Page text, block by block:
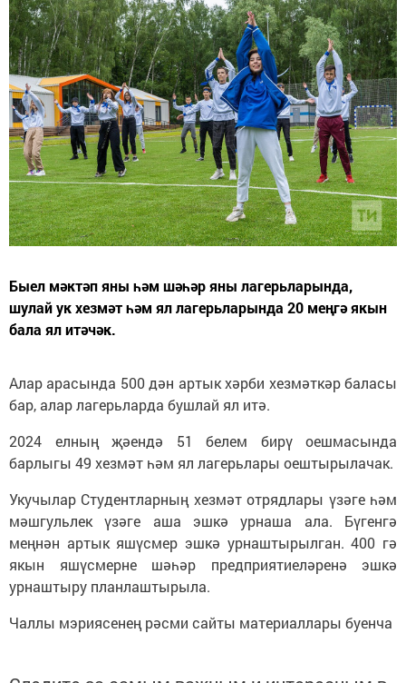
Быел мәктәп яны һәм шәһәр яны лагерьларында,
шулай ук хезмәт һәм ял лагерьларында 20 меңгә якын
бала ял итәчәк.
Алар арасында 500 дән артык хәрби хезмәткәр баласы
бар, алар лагерьларда бушлай ял итә.
2024 елның җәендә 51 белем бирү оешмасында
барлыгы 49 хезмәт һәм ял лагерьлары оештырылачак.
Укучылар Студентларның хезмәт отрядлары үзәге һәм
мәшгульлек үзәге аша эшкә урнаша ала. Бүгенгә
меңнән артык яшүсмер эшкә урнаштырылган. 400 гә
якын яшүсмерне шәһәр предприятиеләренә эшкә
урнаштыру планлаштырыла.
Чаллы мэриясенең рәсми сайты материаллары буенча